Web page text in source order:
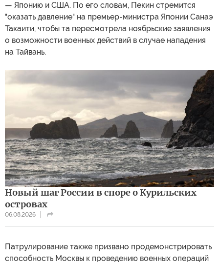
— Японию и США. По его словам, Пекин стремится
"оказать давление" на премьер-министра Японии Санаэ
Такаити, чтобы та пересмотрела ноябрьские заявления
о возможности военных действий в случае нападения
на Тайвань.
Новый шаг России в споре о Курильских
островах
06.08.2026
Патрулирование также призвано продемонстрировать
способность Москвы к проведению военных операций